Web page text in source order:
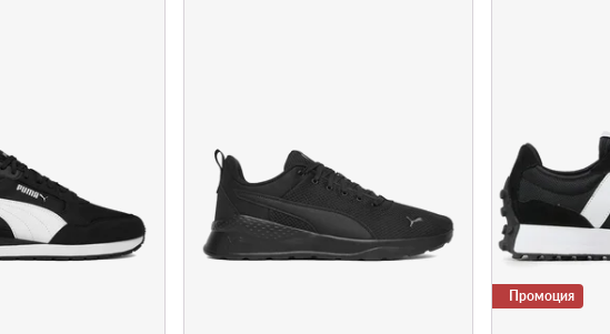
Промоция